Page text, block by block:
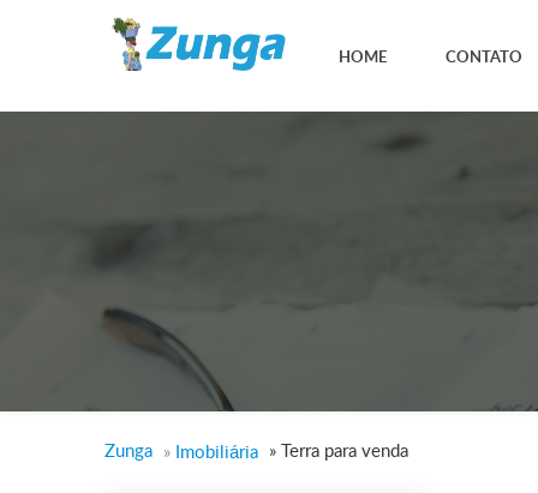
HOME CONTATO
Zunga » Imobiliária » Terra para venda